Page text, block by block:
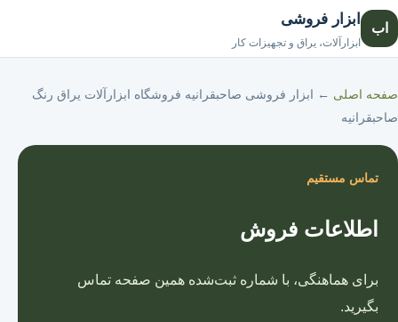
اب
ابزار فروشی
ابزارآلات، یراق و تجهیزات کار
صفحه اصلی ← ابزار فروشی صاحبقرانیه فروشگاه ابزارآلات یراق رنگ
صاحبقرانیه
تماس مستقیم
اطلاعات فروش
برای هماهنگی، با شماره ثبت‌شده همین صفحه تماس
بگیرید.